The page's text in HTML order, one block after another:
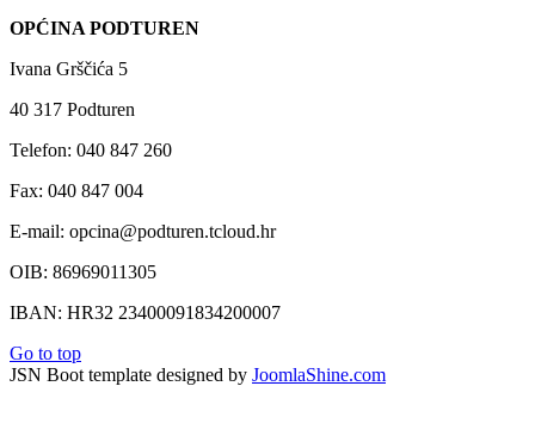
OPĆINA PODTUREN
Ivana Grščića 5
40 317 Podturen
Telefon: 040 847 260
Fax: 040 847 004
E-mail: opcina@podturen.tcloud.hr
OIB: 86969011305
IBAN: HR32 23400091834200007
Go to top
JSN Boot template designed by JoomlaShine.com